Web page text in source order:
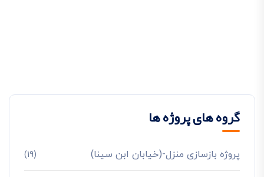
گروه های پروژه ها
پروژه بازسازی منزل-(خیابان ابن سینا) (19)